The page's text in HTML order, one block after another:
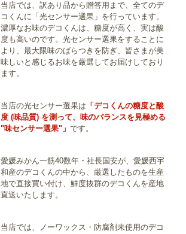
当店では、訳あり品から贈答用まで、全てのデ
コくんに「光センサー選果」を行っています。
濃厚なお味のデコくんは、糖度が高く、実は酸
度も高いのです。光センサー選果をすることに
より、最大限味のばらつきを防ぎ、皆さまが美
味しいと感じるお味を厳選してお届けしており
ます。
当店の光センサー選果は 「デコくんの糖度と酸
度 (味品質) を測って、味のバランスを見極める
"味センサー選果"」 です。
愛媛みかん一筋40数年・社長国安が、愛媛西宇
和産のデコくんの中から、厳選したものを生産
地で直接買い付け、鮮度抜群のデコくんを産地
直送いたします。
当店では、ノーワックス・防腐剤未使用のデコ